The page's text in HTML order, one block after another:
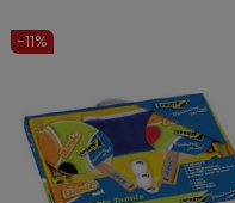
-11%